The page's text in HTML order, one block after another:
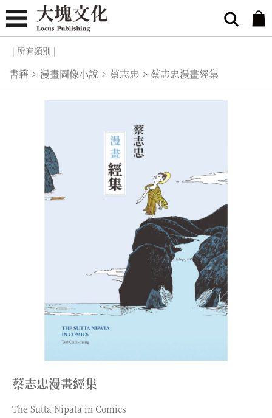
| 所有類別 |
書籍 > 漫畫圖像小說 > 蔡志忠 > 蔡志忠漫畫經集
蔡志忠漫畫經集
The Sutta Nipāta in Comics